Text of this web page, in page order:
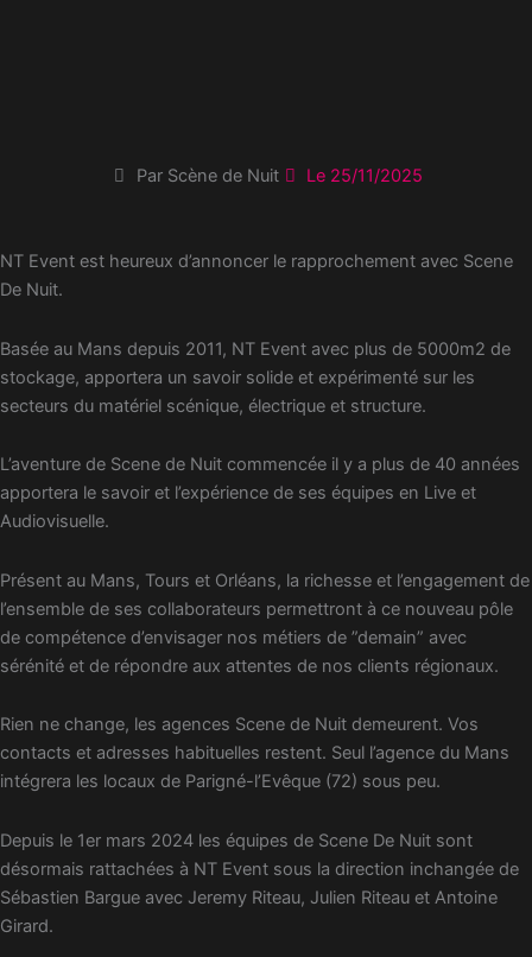
Par Scène de Nuit Le 25/11/2025
NT Event est heureux d’annoncer le rapprochement avec Scene
De Nuit.
Basée au Mans depuis 2011, NT Event avec plus de 5000m2 de
stockage, apportera un savoir solide et expérimenté sur les
secteurs du matériel scénique, électrique et structure.
L’aventure de Scene de Nuit commencée il y a plus de 40 années
apportera le savoir et l’expérience de ses équipes en Live et
Audiovisuelle.
Présent au Mans, Tours et Orléans, la richesse et l’engagement de
l’ensemble de ses collaborateurs permettront à ce nouveau pôle
de compétence d’envisager nos métiers de ”demain” avec
sérénité et de répondre aux attentes de nos clients régionaux.
Rien ne change, les agences Scene de Nuit demeurent. Vos
contacts et adresses habituelles restent. Seul l’agence du Mans
intégrera les locaux de Parigné-l’Evêque (72) sous peu.
Depuis le 1er mars 2024 les équipes de Scene De Nuit sont
désormais rattachées à NT Event sous la direction inchangée de
Sébastien Bargue avec Jeremy Riteau, Julien Riteau et Antoine
Girard.